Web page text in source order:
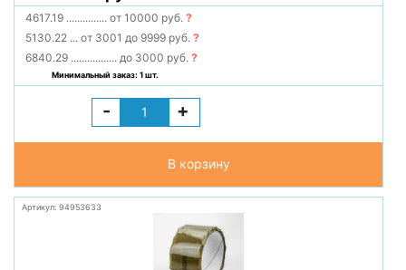
4617.19 ............... от 10000 руб.?
5130.22 ... от 3001 до 9999 руб.?
6840.29 ................. до 3000 руб.?
Минимальный заказ: 1 шт.
- +
В корзину
Артикул: 94953633